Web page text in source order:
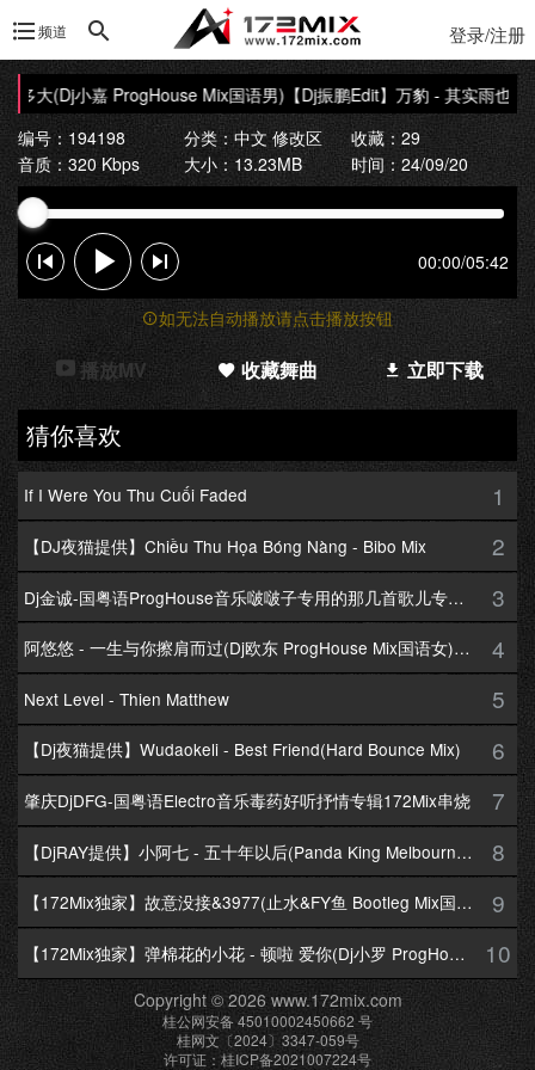
频道 登录/注册
多大(Dj小嘉 ProgHouse Mix国语男)【Dj振鹏Edit】万豹 - 其实雨也没
编号：194198
分类：中文 修改区
收藏：29
音质：320 Kbps
大小：13.23MB 时间：24/09/20
00:00/05:42
如无法自动播放请点击播放按钮
播放MV 收藏舞曲 立即下载
猜你喜欢
If I Were You Thu Cuối Faded 1
【DJ夜猫提供】Chiều Thu Họa Bóng Nàng - Bibo Mix 2
Dj金诚-国粤语ProgHouse音乐啵啵子专用的那几首歌儿专辑172Mix串烧 3
阿悠悠 - 一生与你擦肩而过(Dj欧东 ProgHouse Mix国语女)Dj小耀修改 4
Next Level - Thien Matthew 5
【Dj夜猫提供】Wudaokeli - Best Friend(Hard Bounce Mix) 6
肇庆DjDFG-国粤语Electro音乐毒药好听抒情专辑172Mix串烧 7
【DjRAY提供】小阿七 - 五十年以后(Panda King Melbourne Mix国语女) 8
【172Mix独家】故意没接&3977(止水&FY鱼 Bootleg Mix国语男) 9
【172Mix独家】弹棉花的小花 - 顿啦 爱你(Dj小罗 ProgHouse Mix国语女)v2 10
Copyright © 2026 www.172mix.com
桂公网安备 45010002450662 号
桂网文〔2024〕3347-059号
许可证：桂ICP备2021007224号